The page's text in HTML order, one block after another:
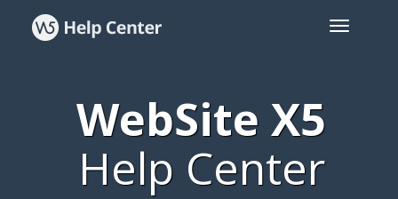
WebSite X5
Help Center